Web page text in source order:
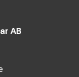
AB